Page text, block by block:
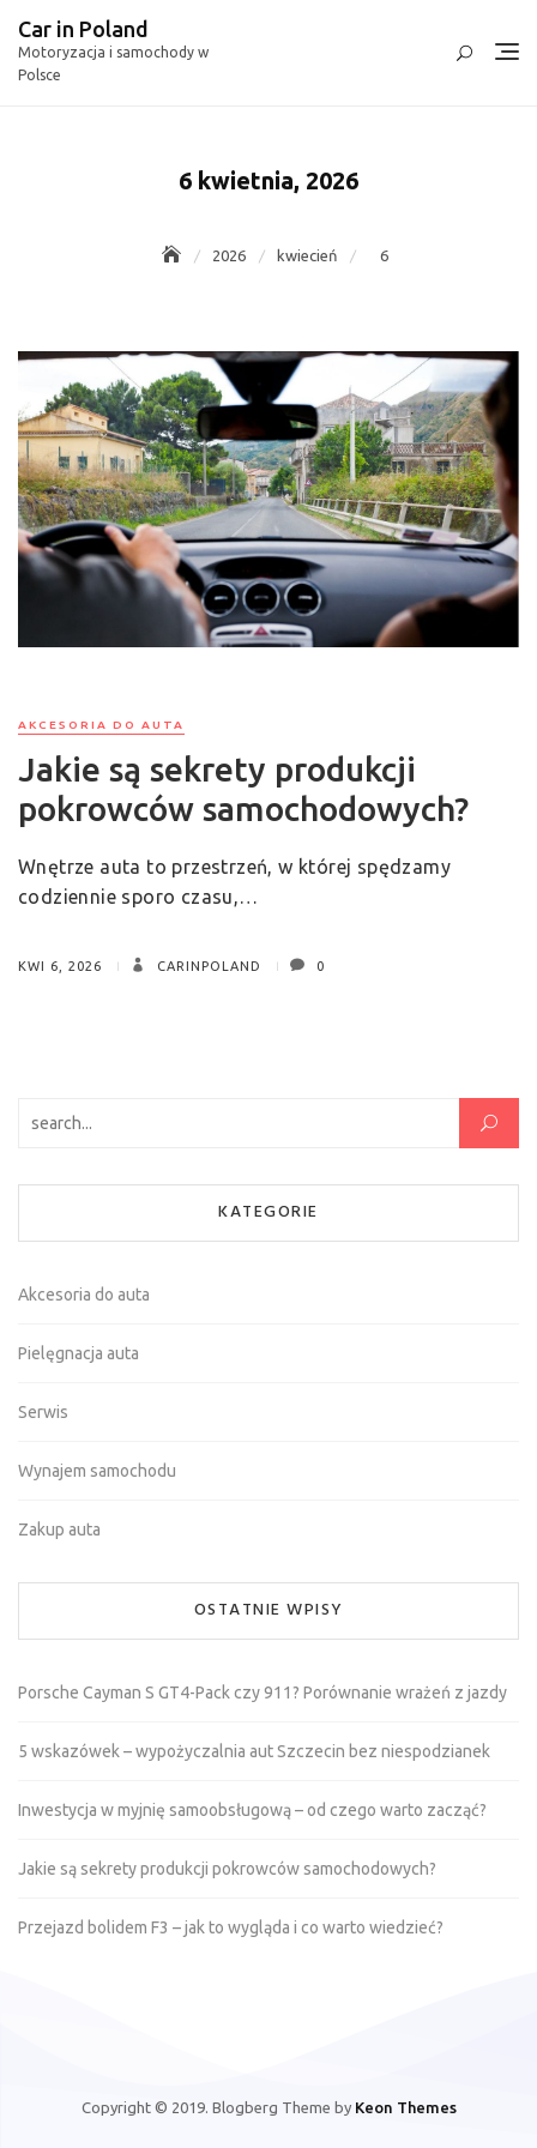
content
Car in Poland
Motoryzacja i samochody w
Polsce
6 kwietnia, 2026
2026 kwiecień 6
AKCESORIA DO AUTA
Jakie są sekrety produkcji
pokrowców samochodowych?
Wnętrze auta to przestrzeń, w której spędzamy
codziennie sporo czasu,…
KWI 6, 2026 CARINPOLAND 0
KATEGORIE
Akcesoria do auta
Pielęgnacja auta
Serwis
Wynajem samochodu
Zakup auta
OSTATNIE WPISY
Porsche Cayman S GT4-Pack czy 911? Porównanie wrażeń z jazdy
5 wskazówek – wypożyczalnia aut Szczecin bez niespodzianek
Inwestycja w myjnię samoobsługową – od czego warto zacząć?
Jakie są sekrety produkcji pokrowców samochodowych?
Przejazd bolidem F3 – jak to wygląda i co warto wiedzieć?
Copyright © 2019. Blogberg Theme by Keon Themes